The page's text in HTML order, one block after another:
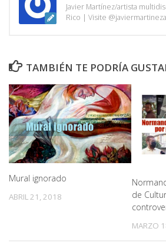
Javier Martínez/artista
Rico | Visite
TAMBIÉN TE PODRÍA
Mural ignorado
ABRIL 21, 2018
de
MARZO